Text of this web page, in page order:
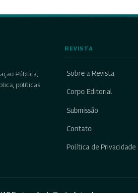
Pública,
políticas
REVISTA
Sobre a Revista
Corpo Editorial
Submissão
Contato
Política de Privacidade